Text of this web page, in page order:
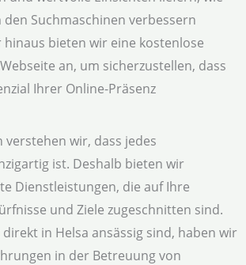
den Suchmaschinen verbessern
bieten wir eine kostenlose
an, um sicherzustellen, dass
Ihrer Online-Präsenz
verstehen wir, dass jedes
ist. Deshalb bieten wir
Dienstleistungen, die auf Ihre
und Ziele zugeschnitten sind.
in Helsa ansässig sind, haben wir
in der Betreuung von